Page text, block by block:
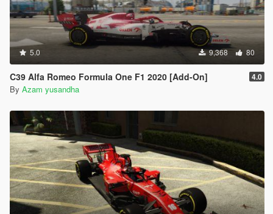
5.0 9,368 80
C39 Alfa Romeo Formula One F1 2020 [Add-On] 4.0
By Azam yusandha